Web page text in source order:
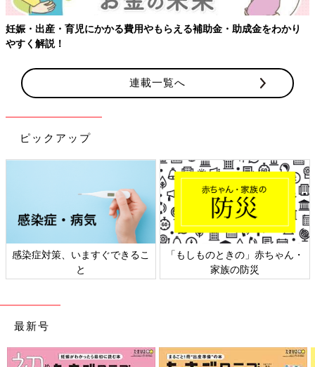
妊娠・出産・育児にかかる費用やもらえる補助金・助成金をわかり
やすく解説！
連載一覧へ
ピックアップ
感染症対策、いますぐできるこ
と
「もしものときの」赤ちゃん・
家族の防災
最新号